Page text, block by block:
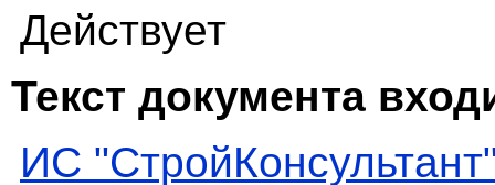
Действует
Текст документа
ИС